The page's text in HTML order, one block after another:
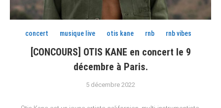
concert musique live otis kane rnb rnb vibes
[CONCOURS] OTIS KANE en concert le 9
décembre à Paris.
5 décembre 2022